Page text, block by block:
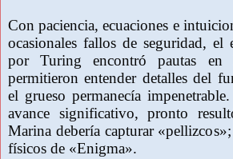
Con paciencia, ecuaciones e
ocasionales fallos de seguridad, el
por Turing encontró pautas en
permitieron entender detalles del
el grueso permanecía
avance significativo, pronto
Marina debería capturar
físicos de «Enigma».